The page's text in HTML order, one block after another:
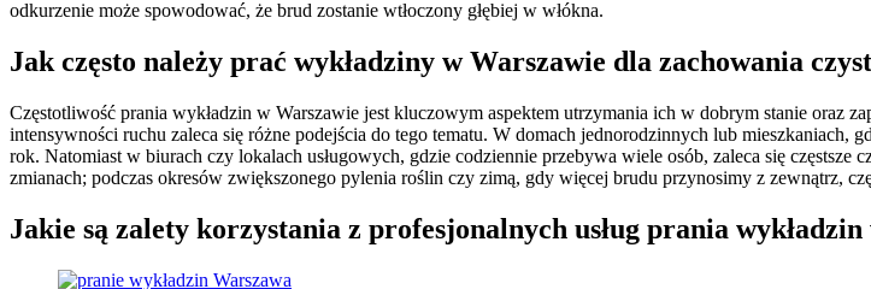
odkurzenie może spowodować, że brud zostanie wtłoczony głębiej w włókna.
Jak często należy prać wykładziny w Warszawie dla zachowania
Częstotliwość prania wykładzin w Warszawie jest kluczowym aspektem utrzymania ich w dobrym stanie oraz
intensywności ruchu zaleca się różne podejścia do tego tematu. W domach jednorodzinnych lub mieszkaniach,
rok. Natomiast w biurach czy lokalach usługowych, gdzie codziennie przebywa wiele osób, zaleca się
zmianach; podczas okresów zwiększonego pylenia roślin czy zimą, gdy więcej brudu przynosimy z zewnątrz,
Jakie są zalety korzystania z profesjonalnych usług prania